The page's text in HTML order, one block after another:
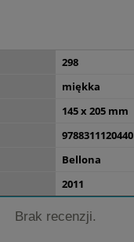
298
miękka
145 x 205 mm
9788311120440
Bellona
2011
Brak recenzji.